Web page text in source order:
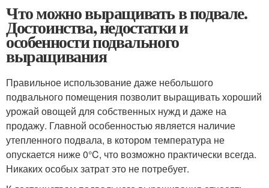
Что можно выращивать в подвале.
Достоинства, недостатки и
особенности подвального
выращивания
Правильное использование даже небольшого
подвального помещения позволит выращивать хороший
урожай овощей для собственных нужд и даже на
продажу. Главной особенностью является наличие
утепленного подвала, в котором температура не
опускается ниже 0°C, что возможно практически всегда.
Никаких особых затрат это не потребует.